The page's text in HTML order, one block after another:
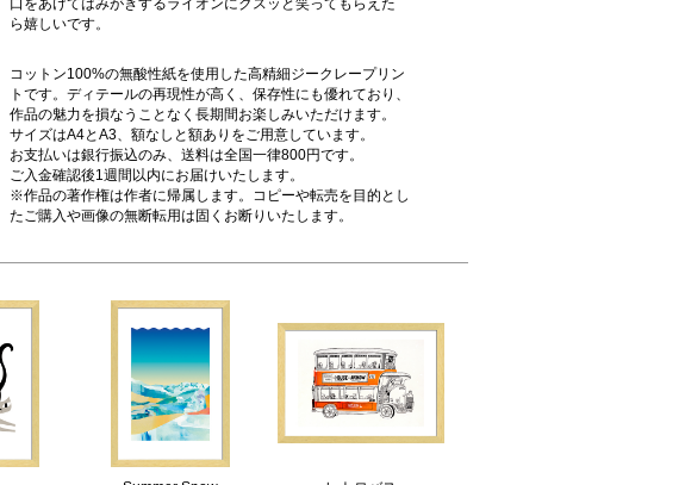
口をあけてはみがきするライオンにクスッと笑ってもらえた
ら嬉しいです。
コットン100%の無酸性紙を使用した高精細ジークレープリン
トです。ディテールの再現性が高く、保存性にも優れており、
作品の魅力を損なうことなく長期間お楽しみいただけます。
サイズはA4とA3、額なしと額ありをご用意しています。
お支払いは銀行振込のみ、送料は全国一律800円です。
ご入金確認後1週間以内にお届けいたします。
※作品の著作権は作者に帰属します。コピーや転売を目的とし
たご購入や画像の無断転用は固くお断りいたします。